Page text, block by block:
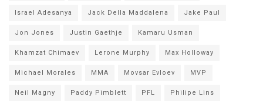
Israel Adesanya Jack Della Maddalena Jake Paul
Jon Jones Justin Gaethje Kamaru Usman
Khamzat Chimaev Lerone Murphy Max Holloway
Michael Morales MMA Movsar Evloev MVP
Neil Magny Paddy Pimblett PFL Philipe Lins